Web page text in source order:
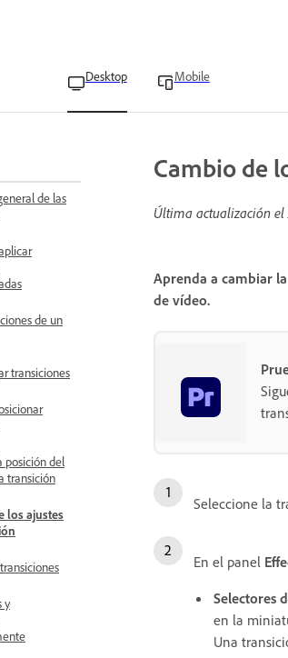
Desktop Mobile
color mate
de vídeo
de las
de un
transiciones
posición del
transición
los ajustes
y
Cambio de
Última actualización el
Aprenda a cambiar
de vídeo.
Seleccione la
En el panel
Selectores
en la
Una